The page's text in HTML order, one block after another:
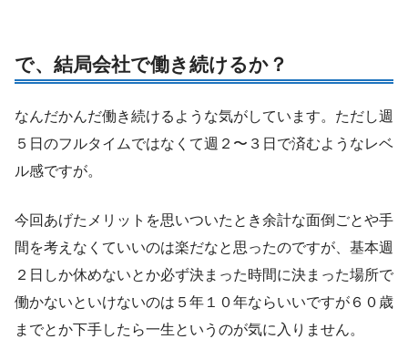
で、結局会社で働き続けるか？
なんだかんだ働き続けるような気がしています。ただし週
５日のフルタイムではなくて週２〜３日で済むようなレベ
ル感ですが。
今回あげたメリットを思いついたとき余計な面倒ごとや手
間を考えなくていいのは楽だなと思ったのですが、基本週
２日しか休めないとか必ず決まった時間に決まった場所で
働かないといけないのは５年１０年ならいいですが６０歳
までとか下手したら一生というのが気に入りません。